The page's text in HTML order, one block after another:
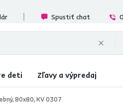
Spustiť chat
deti Zľavy a výpredaj
80x80, KV 0307